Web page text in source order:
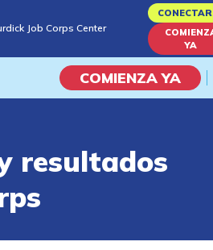
to
content
Job Corps Center
YA
COMIENZA YA
El Campus
académicas
resultados